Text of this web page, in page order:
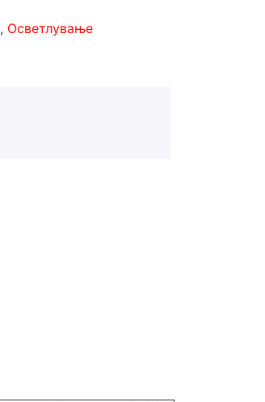
, Осветлување